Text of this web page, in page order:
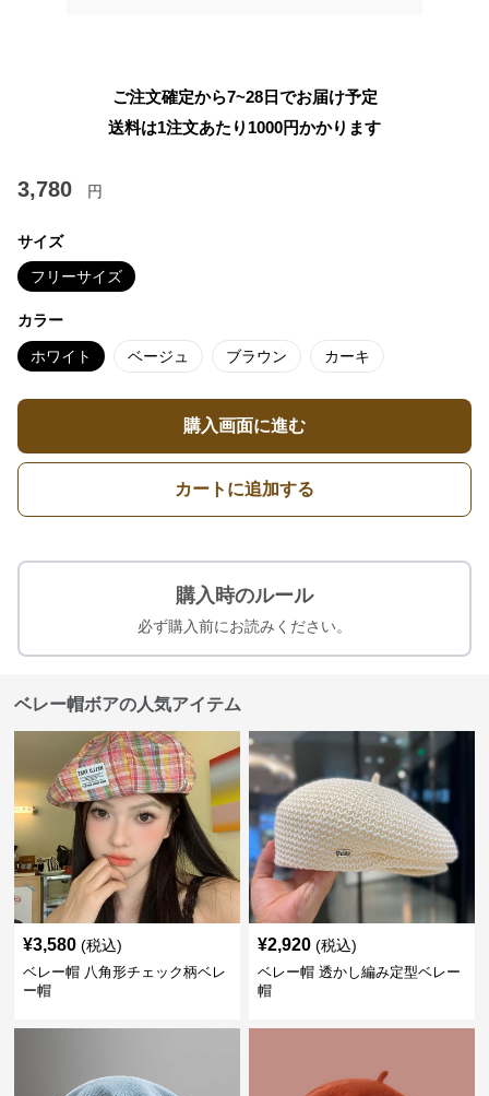
ご注文確定から7~28日でお届け予定
送料は1注文あたり 1000円かかります
3,780 円
サイズ
フリーサイズ
カラー
ホワイト ベージュ ブラウン カーキ
購入画面に進む
カートに追加する
購入時のルール
必ず購入前にお読みください。
ベレー帽ボアの人気アイテム
¥3,580 (税込)
ベレー帽 八角形チェック柄ベレ
ー帽
¥2,920 (税込)
ベレー帽 透かし編み定型ベレー
帽